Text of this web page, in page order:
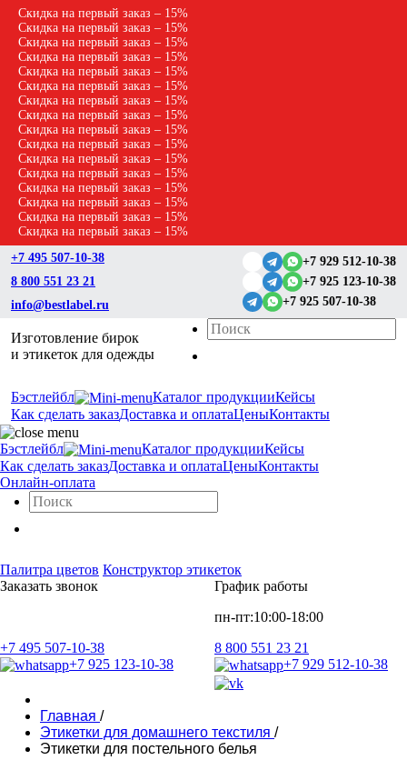
Скидка на первый заказ – 15%
Скидка на первый заказ – 15%
Скидка на первый заказ – 15%
Скидка на первый заказ – 15%
Скидка на первый заказ – 15%
Скидка на первый заказ – 15%
Скидка на первый заказ – 15%
Скидка на первый заказ – 15%
Скидка на первый заказ – 15%
Скидка на первый заказ – 15%
Скидка на первый заказ – 15%
Скидка на первый заказ – 15%
Скидка на первый заказ – 15%
Скидка на первый заказ – 15%
Скидка на первый заказ – 15%
Скидка на первый заказ – 15%
+7 495 507-10-38
8 800 551 23 21
info@bestlabel.ru
+7 929 512-10-38
+7 925 123-10-38
+7 925 507-10-38
Изготовление бирок
и этикеток для одежды
Бэстлейбл Каталог продукцииКейсы
Как сделать заказДоставка и оплатаЦеныКонтакты
Бэстлейбл Каталог продукцииКейсы
Как сделать заказДоставка и оплатаЦеныКонтакты
Онлайн-оплата
Палитра цветов Конструктор этикеток
Заказать звонок
График работы
пн-пт:10:00-18:00
+7 495 507-10-38
8 800 551 23 21
+7 925 123-10-38
+7 929 512-10-38
Главная /
Этикетки для домашнего текстиля /
Этикетки для постельного белья